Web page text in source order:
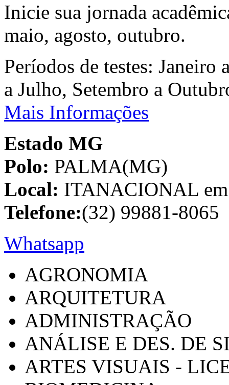
Inicie sua jornada
maio, agosto, outubro.
Períodos de testes:
a Julho, Setembro a
Mais Informações
Estado MG
Polo: PALMA(MG)
Local: ITANACIONAL
Telefone:(32) 99881-8065
Whatsapp
AGRONOMIA
ARQUITETURA
ADMINISTRAÇÃO
ANÁLISE E DES. DE
ARTES VISUAIS -